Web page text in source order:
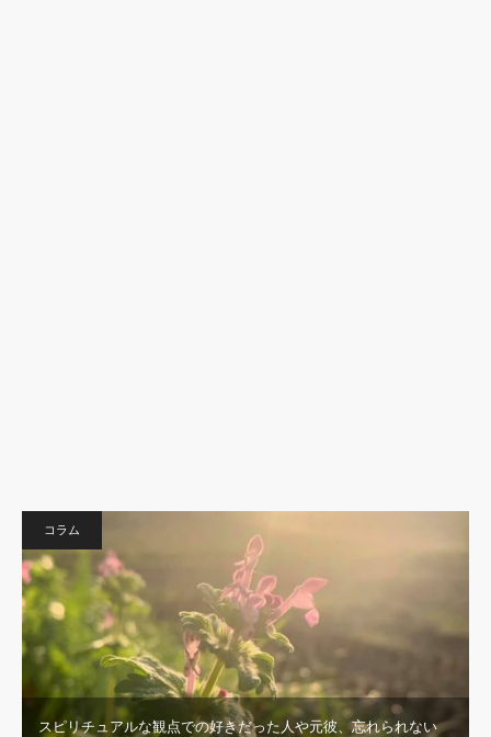
コラム
スピリチュアルな観点での好きだった人や元彼、忘れられない